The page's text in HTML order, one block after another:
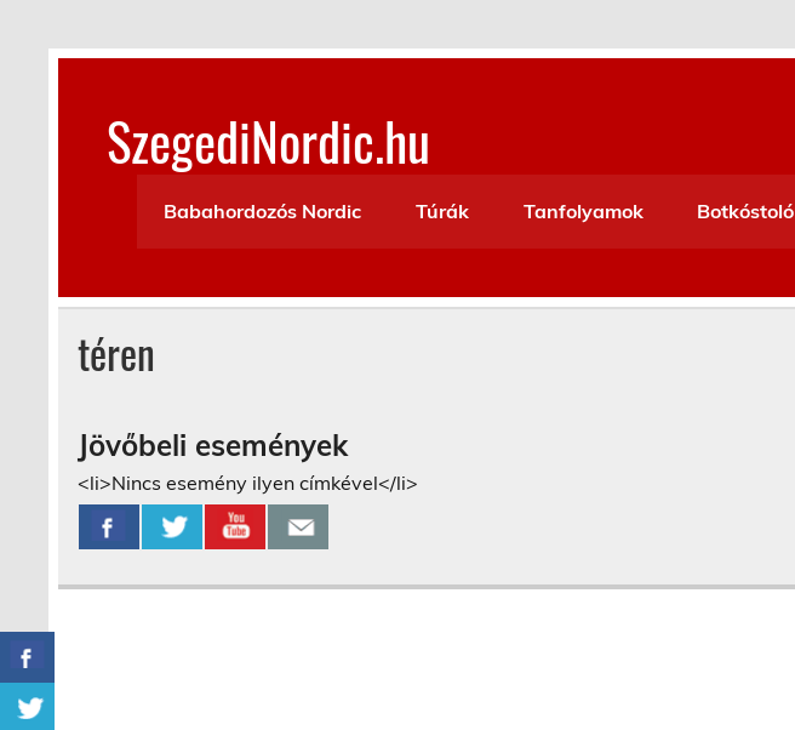
content
SzegediNordic.hu
Babahordozós Nordic
Túrák Tanfolyamok Botkóstoló
téren
Jövőbeli események
<li>Nincs esemény ilyen címkével</li>